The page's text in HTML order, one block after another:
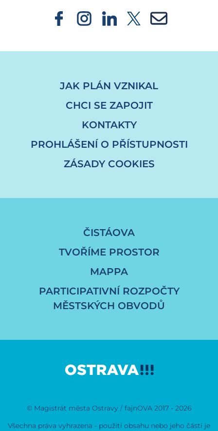
JAK PLÁN VZNIKAL
CHCI SE ZAPOJIT
KONTAKTY
PROHLÁŠENÍ O PŘÍSTUPNOSTI
ZÁSADY COOKIES
ČISTÁOVA
TVOŘÍME PROSTOR
MAPPA
PARTICIPATIVNÍ ROZPOČTY
MĚSTSKÝCH OBVODŮ
© Magistrát města Ostravy / fajnOVA 2017 - 2026
Všechna práva vyhrazena - použití obsahu nebo jeho částí je